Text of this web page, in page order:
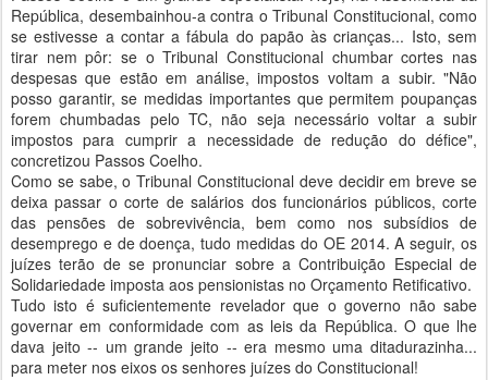
República, desembainhou-a contra o Tribunal Constitucional, como
se estivesse a contar a fábula do papão às crianças... Isto, sem
tirar nem pôr: se o Tribunal Constitucional chumbar cortes nas
despesas que estão em análise, impostos voltam a subir. "Não
posso garantir, se medidas importantes que permitem poupanças
forem chumbadas pelo TC, não seja necessário voltar a subir
impostos para cumprir a necessidade de redução do défice",
concretizou Passos Coelho.
Como se sabe, o Tribunal Constitucional deve decidir em breve se
deixa passar o corte de salários dos funcionários públicos, corte
das pensões de sobrevivência, bem como nos subsídios de
desemprego e de doença, tudo medidas do OE 2014. A seguir, os
juízes terão de se pronunciar sobre a Contribuição Especial de
Solidariedade imposta aos pensionistas no Orçamento Retificativo.
Tudo isto é suficientemente revelador que o governo não sabe
governar em conformidade com as leis da República. O que lhe
dava jeito -- um grande jeito -- era mesmo uma ditadurazinha...
para meter nos eixos os senhores juízes do Constitucional!